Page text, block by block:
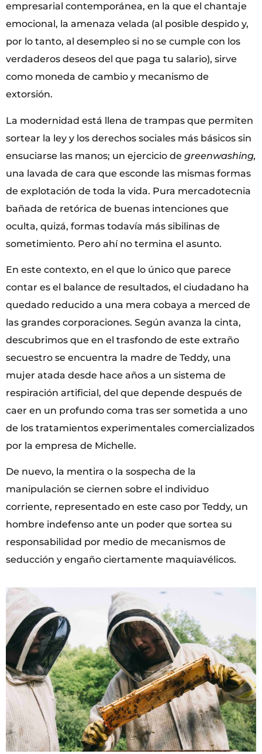
empresarial contemporánea, en la que el chantaje
emocional, la amenaza velada (al posible despido y,
por lo tanto, al desempleo si no se cumple con los
verdaderos deseos del que paga tu salario), sirve
como moneda de cambio y mecanismo de
extorsión.
La modernidad está llena de trampas que permiten
sortear la ley y los derechos sociales más básicos sin
ensuciarse las manos; un ejercicio de greenwashing,
una lavada de cara que esconde las mismas formas
de explotación de toda la vida. Pura mercadotecnia
bañada de retórica de buenas intenciones que
oculta, quizá, formas todavía más sibilinas de
sometimiento. Pero ahí no termina el asunto.
En este contexto, en el que lo único que parece
contar es el balance de resultados, el ciudadano ha
quedado reducido a una mera cobaya a merced de
las grandes corporaciones. Según avanza la cinta,
descubrimos que en el trasfondo de este extraño
secuestro se encuentra la madre de Teddy, una
mujer atada desde hace años a un sistema de
respiración artificial, del que depende después de
caer en un profundo coma tras ser sometida a uno
de los tratamientos experimentales comercializados
por la empresa de Michelle.
De nuevo, la mentira o la sospecha de la
manipulación se ciernen sobre el individuo
corriente, representado en este caso por Teddy, un
hombre indefenso ante un poder que sortea su
responsabilidad por medio de mecanismos de
seducción y engaño ciertamente maquiavélicos.